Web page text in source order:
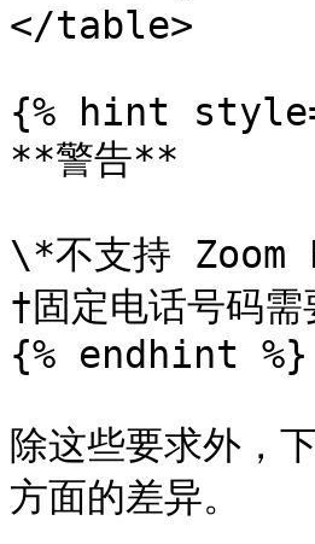
</table>
{% hint
**警告**
\*不支持
†固定电话号码
{% endhint %}
除这些要求外，
方面的差异。